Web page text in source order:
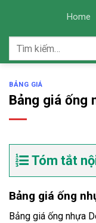
content
Home
Tìm
BẢNG GIÁ
Bảng giá ống
Tóm tắt
Bảng giá ống
Bảng giá ống nhựa